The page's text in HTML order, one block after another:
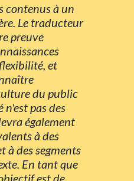
contenus à un
Le traducteur
preuve
et
du public
pas des
également
à des
à des segments
En tant que
est de